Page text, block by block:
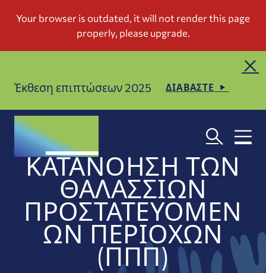
Έκθεση επιπτώσεων 2025 ΔΙΑΒΑΣΤΕ
ΚΑΤΑΝΌΗΣΗ ΤΩΝ
ΘΑΛΆΣΣΙΩΝ
ΠΡΟΣΤΑΤΕΥΌΜΕΝ
ΩΝ ΠΕΡΙΟΧΏΝ
(ΠΠΠ)